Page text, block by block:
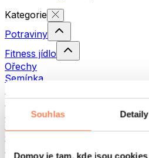
Souhlas Detaily
Domov je tam, kde jsou cookies
Kategorie
Potraviny
Fitness jídlo
Ořechy
Semínka
Ryby
Hotová jídla
Vajíčka
Chléb a pečivo